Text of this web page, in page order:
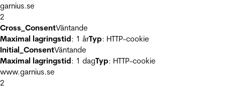
garnius.se
2
Cross_ConsentVäntande
Maximal lagringstid: 1 årTyp: HTTP-cookie
Initial_ConsentVäntande
Maximal lagringstid: 1 dagTyp: HTTP-cookie
www.garnius.se
2